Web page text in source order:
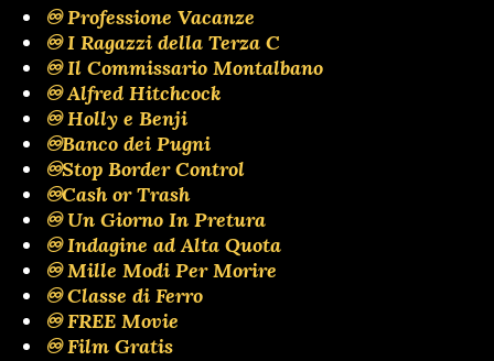
♾️ Professione Vacanze
♾️ I Ragazzi della Terza C
♾️ Il Commissario Montalbano
♾️ Alfred Hitchcock
♾️ Holly e Benji
♾️Banco dei Pugni
♾️Stop Border Control
♾️Cash or Trash
♾️ Un Giorno In Pretura
♾️ Indagine ad Alta Quota
♾️ Mille Modi Per Morire
♾️ Classe di Ferro
♾️ FREE Movie
♾️ Film Gratis